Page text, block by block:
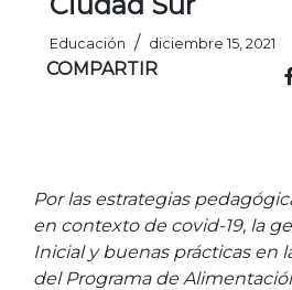
Educación / diciembre 15, 2021
COMPARTIR
Por las estrategias
en contexto de covid-19, la
Inicial y buenas prácticas en
del Programa de